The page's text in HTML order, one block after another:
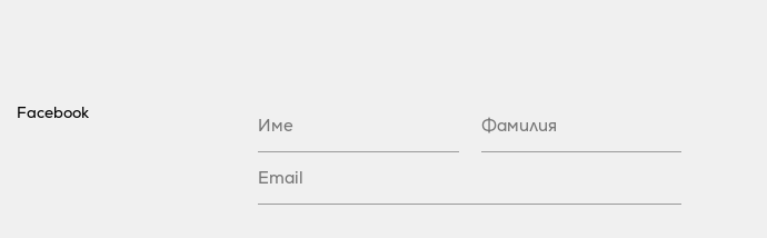
Facebook